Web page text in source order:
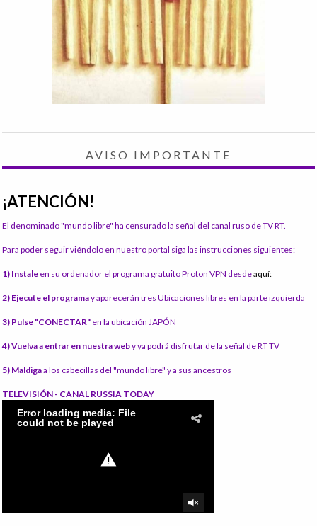
AVISO IMPORTANTE
¡ATENCIÓN!
El denominado "mundo libre" ha censurado la señal del canal ruso de TV RT.
Para poder seguir viéndolo en nuestro portal siga las instrucciones siguientes:
1) Instale en su ordenador el programa gratuito Proton VPN desdeaquí:
2) Ejecute el programay aparecerán tres Ubicaciones libres en la parte izquierda
3) Pulse "CONECTAR" en la ubicación JAPÓN
4) Vuelva a entrar en nuestra weby ya podrá disfrutar de la señal de RT TV
5) Maldigaa los cabecillas del "mundo libre" y a sus ancestros
TELEVISIÓN - CANAL RUSSIA TODAY